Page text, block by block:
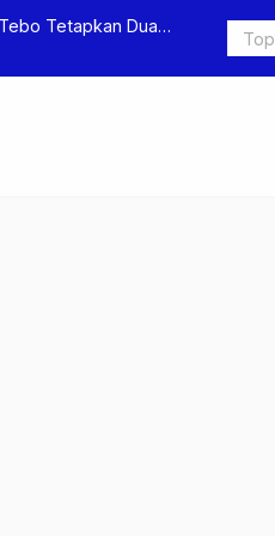
Tetapkan Dua
Polres